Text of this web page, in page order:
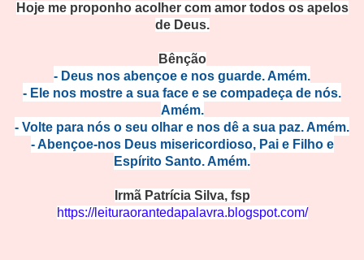
Hoje me proponho acolher com amor todos os apelos
de Deus.
Bênção
- Deus nos abençoe e nos guarde. Amém.
- Ele nos mostre a sua face e se compadeça de nós.
Amém.
- Volte para nós o seu olhar e nos dê a sua paz. Amém.
- Abençoe-nos Deus misericordioso, Pai e Filho e
Espírito Santo. Amém.
Irmã Patrícia Silva, fsp
https://leituraorantedapalavra.blogspot.com/